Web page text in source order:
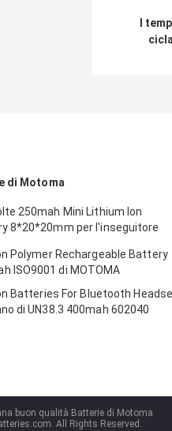
I
di Motoma
250mah Mini Lithium Ion
8*20*20mm per l'inseguitore
Polymer Rechargeable Battery
ISO9001 di MOTOMA
Batteries For Bluetooth
di UN38.3 400mah 602040
buon qualità Batterie di Motoma
All Rights Reserved.